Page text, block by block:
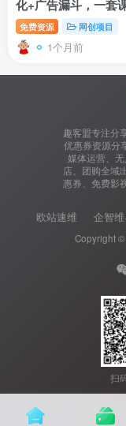
化+广告漏斗，一套
全流程
免费资源 网创项目
1个月前
趣客盟专注分
优惠券资源分
媒体运营、
店、团购全域
惠券、免费影
欧站速维 企智
Copyright ©
扫